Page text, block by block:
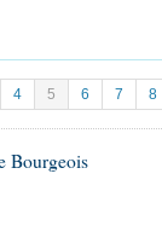
4 5 6 7 8
Bourgeois